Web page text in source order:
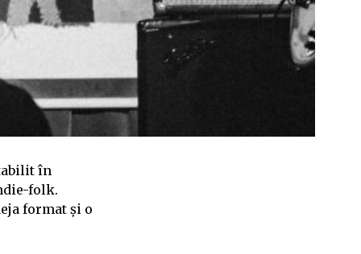
în
folk.
format și o